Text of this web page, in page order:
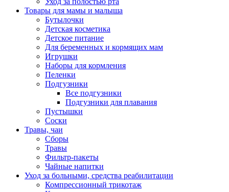
Товары для мамы и малыша
Бутылочки
Детская косметика
Детское питание
Для беременных и кормящих мам
Игрушки
Наборы для кормления
Пеленки
Подгузники
Все подгузники
Подгузники для плавания
Пустышки
Соски
Травы, чаи
Сборы
Травы
Фильтр-пакеты
Чайные напитки
Уход за больными, средства реабилитации
Компрессионный трикотаж